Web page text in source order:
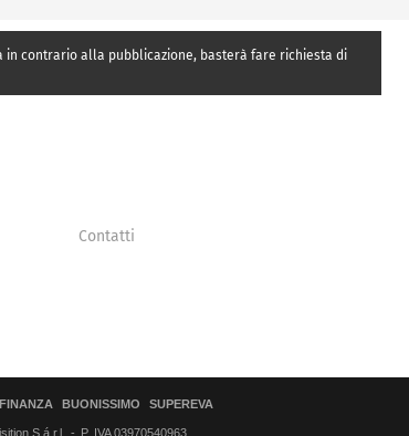
in contrario alla pubblicazione, basterà fare richiesta di
Contatti
BUONISSIMO SUPEREVA
S.á r.l. P. IVA 03970540963